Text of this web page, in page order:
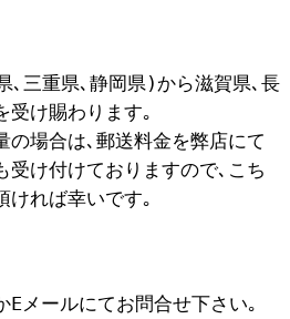
､三重県､静岡県)から滋賀県､長
受け賜わります｡
の場合は､郵送料金を弊店にて
受け付けておりますので､こち
ければ幸いです｡
Eメールにてお問合せ下さい｡